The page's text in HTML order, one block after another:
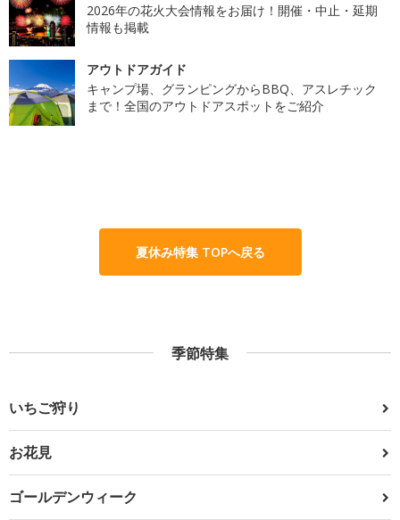
2026年の花火大会情報をお届け！開催・中止・延期
情報も掲載
アウトドアガイド
キャンプ場、グランピングからBBQ、アスレチック
まで！全国のアウトドアスポットをご紹介
夏休み特集 TOPへ戻る
季節特集
いちご狩り
お花見
ゴールデンウィーク